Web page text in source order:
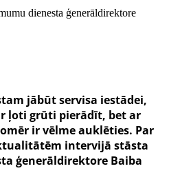
dienesta ģenerāldirektore
jābūt servisa iestādei,
ļoti grūti pierādīt, bet ar
ir vēlme auklēties. Par
intervijā stāsta
ģenerāldirektore Baiba